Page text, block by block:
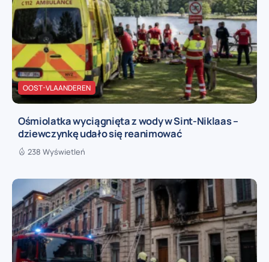
OOST-VLAANDEREN
Ośmiolatka wyciągnięta z wody w Sint-Niklaas –
dziewczynkę udało się reanimować
238 Wyświetleń